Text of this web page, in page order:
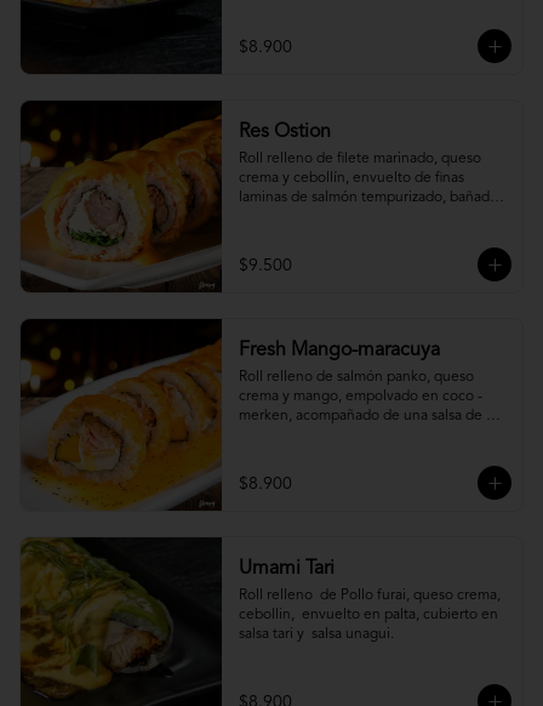
$8.900
Res Ostion
Roll relleno de filete marinado, queso
crema y cebollín, envuelto de finas
laminas de salmón tempurizado, bañada
$9.500
Fresh Mango-maracuya
Roll relleno de salmón panko, queso
crema y mango, empolvado en coco -
merken, acompañado de una salsa de
$8.900
Umami Tari
Roll relleno  de Pollo furai, queso crema,
cebollin,  envuelto en palta, cubierto en
salsa tari y  salsa unagui.
$8.900